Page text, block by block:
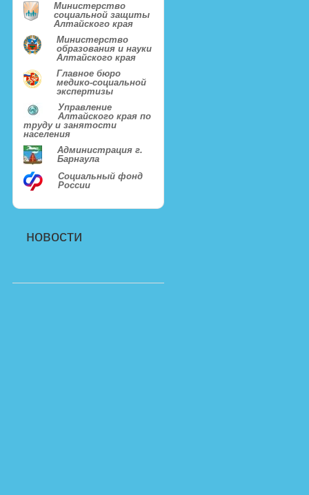
Министерство
социальной защиты
Алтайского края
Министерство
образования и науки
Алтайского края
Главное бюро
медико-социальной
экспертизы
Управление
Алтайского края по
труду и занятости
населения
Администрация г.
Барнаула
Социальный фонд
России
новости